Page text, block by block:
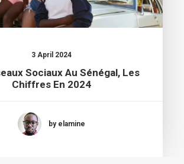
3 April 2024
Sociaux Au Sénégal, Les
Chiffres En 2024
by elamine